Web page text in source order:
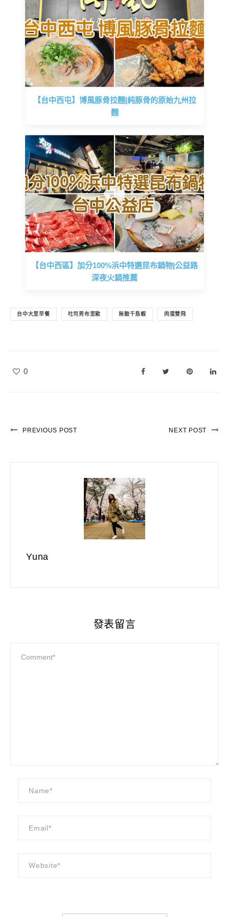
【台中西屯】博風豚骨拉麵|純豚骨的原始九州拉
麵
【台中西區】加分100%浜中特選昆布鍋物|公益路
深夜火鍋推薦
台中大里早餐 吐司男布里歐 無敵千島蝦 肉蛋雙飛
0
PREVIOUS POST NEXT POST
Yuna
發表留言